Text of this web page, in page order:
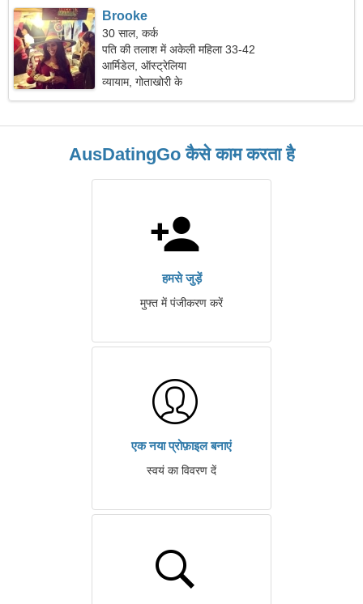
Brooke
30 साल, कर्क
पति की तलाश में अकेली महिला 33-42
आर्मिडेल, ऑस्ट्रेलिया
व्यायाम, गोताखोरी के
AusDatingGo कैसे काम करता है
हमसे जुड़ें
मुफ्त में पंजीकरण करें
एक नया प्रोफ़ाइल बनाएं
स्वयं का विवरण दें